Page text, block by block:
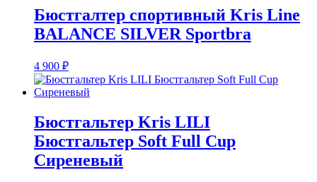
9
800 ₽
Бюстгалтер спортивный Kris Line
BALANCE SILVER Sportbra
4 900 ₽
Бюстгальтер Kris LILI
Бюстгальтер Soft Full Cup
Сиреневый